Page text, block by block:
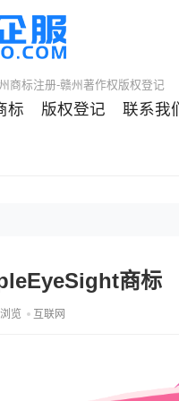
商标注册-赣州著作权版权登记
标 版权登记 联系我
商标
览 互联网